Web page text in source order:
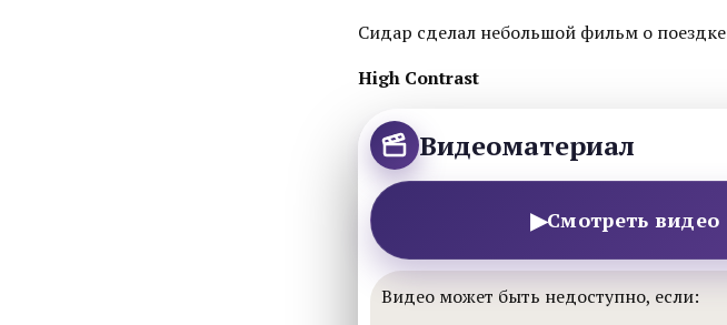
Сидар сделал небольшой фильм о поездке
High Contrast
Видеоматериал
▶Смотреть видео
Видео может быть недоступно, если: